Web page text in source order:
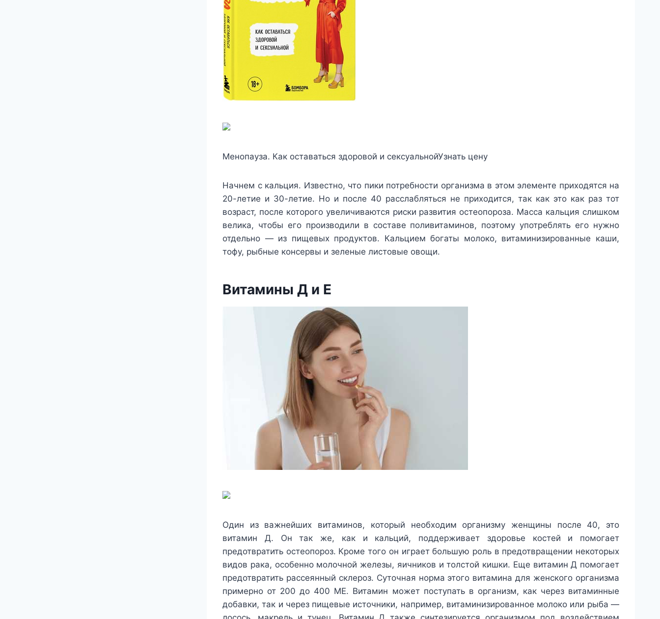
Менопауза. Как оставаться здоровой и сексуальнойУзнать цену
Начнем с кальция. Известно, что пики потребности организма в этом элементе приходятся на
20-летие и 30-летие. Но и после 40 расслабляться не приходится, так как это как раз тот
возраст, после которого увеличиваются риски развития остеопороза. Масса кальция слишком
велика, чтобы его производили в составе поливитаминов, поэтому употреблять его нужно
отдельно — из пищевых продуктов. Кальцием богаты молоко, витаминизированные каши,
тофу, рыбные консервы и зеленые листовые овощи.
Витамины Д и Е
Один из важнейших витаминов, который необходим организму женщины после 40, это
витамин Д. Он так же, как и кальций, поддерживает здоровье костей и помогает
предотвратить остеопороз. Кроме того он играет большую роль в предотвращении некоторых
видов рака, особенно молочной железы, яичников и толстой кишки. Еще витамин Д помогает
предотвратить рассеянный склероз. Суточная норма этого витамина для женского организма
примерно от 200 до 400 МЕ. Витамин может поступать в организм, как через витаминные
добавки, так и через пищевые источники, например, витаминизированное молоко или рыба —